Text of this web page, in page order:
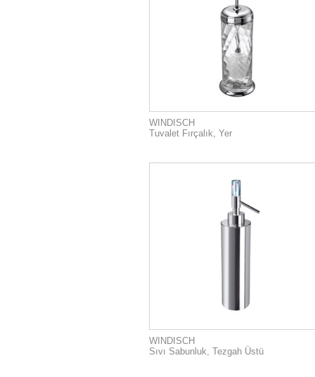
WINDISCH
Tuvalet Fırçalık, Yer
WINDISCH
Sıvı Sabunluk, Tezgah Üstü